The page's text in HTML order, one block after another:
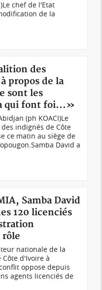
chef de l'Etat
de la
des
propos de la
sont les
qui font foi...»
(ph KOACI)Le
indignés de Côte
ce matin au siège de
David a
Samba David
120 licenciés
rôle
nationale de la
d'Ivoire à
oppose depuis
agents licenciés de